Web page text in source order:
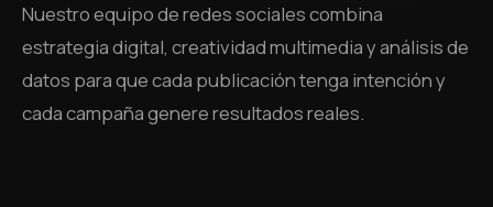
Nuestro equipo de redes sociales combina
estrategia digital, creatividad multimedia y análisis de
datos para que cada publicación tenga intención y
cada campaña genere resultados reales.